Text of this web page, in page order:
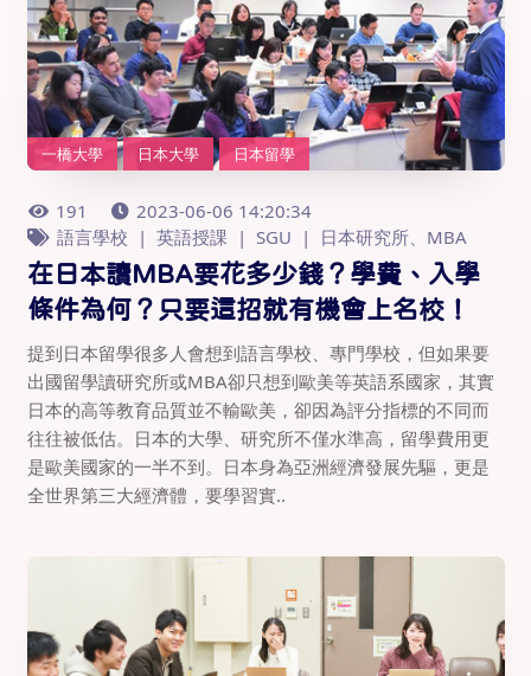
一橋大學 日本大學 日本留學
191
2023-06-06 14:20:34
語言學校
英語授課 SGU 日本研究所、MBA
在日本讀MBA要花多少錢？學費、入學
條件為何？只要這招就有機會上名校！
提到日本留學很多人會想到語言學校、專門學校，但如果要
出國留學讀研究所或MBA卻只想到歐美等英語系國家，其實
日本的高等教育品質並不輸歐美，卻因為評分指標的不同而
往往被低估。日本的大學、研究所不僅水準高，留學費用更
是歐美國家的一半不到。日本身為亞洲經濟發展先驅，更是
全世界第三大經濟體，要學習實..